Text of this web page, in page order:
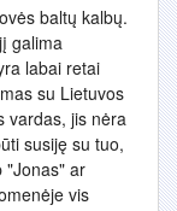
baltų kalbų.
galima
labai retai
su Lietuvos
vardas, jis nėra
susiję su tuo,
"Jonas" ar
vis